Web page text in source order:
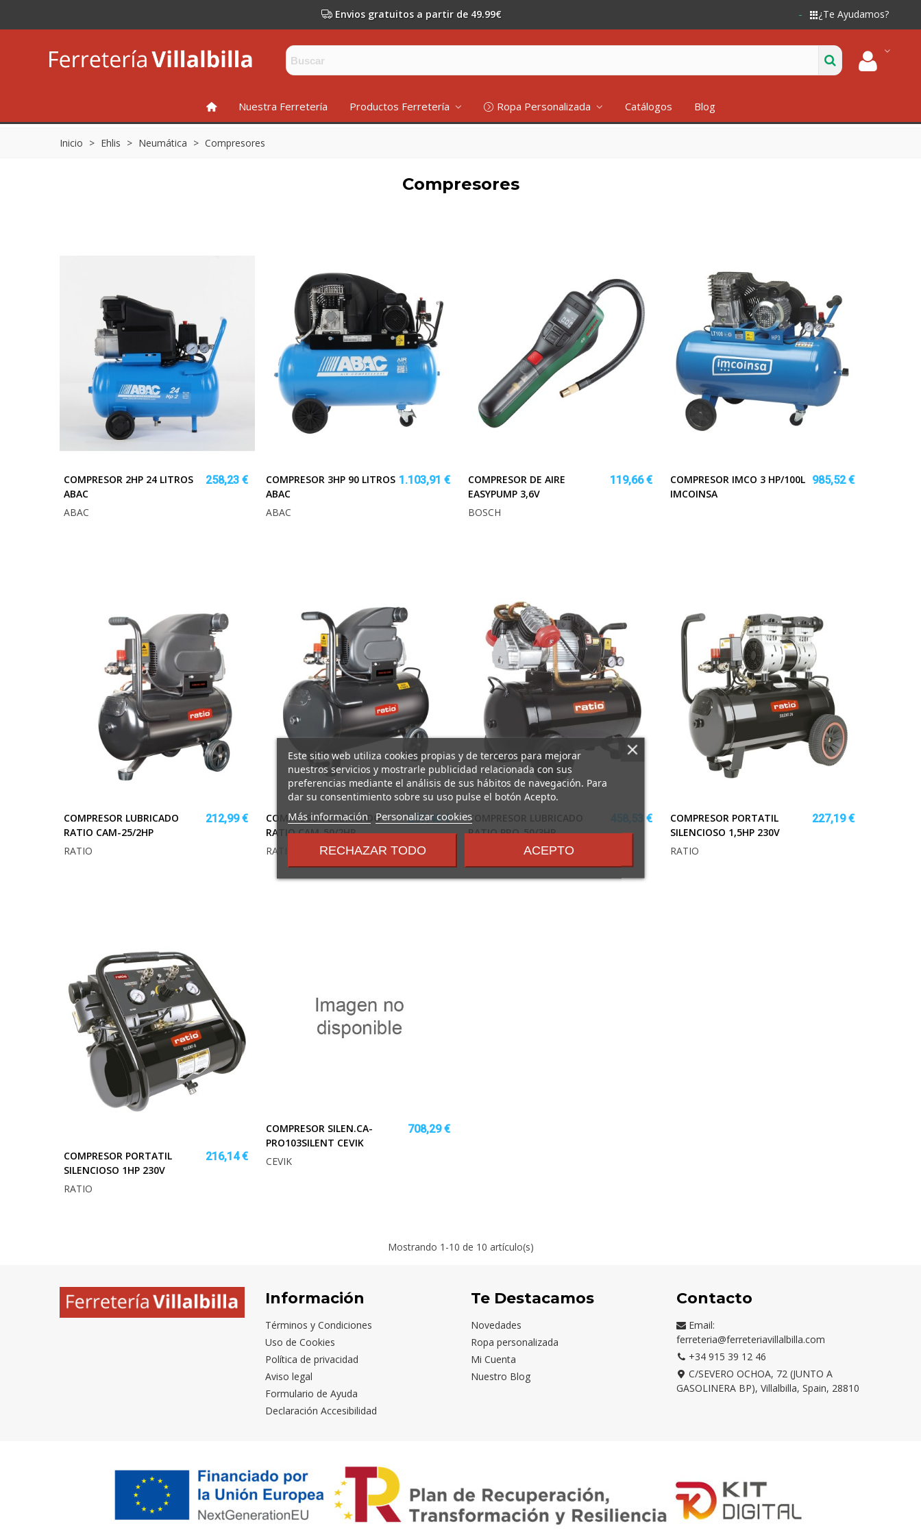
Envios gratuitos a partir de 49.99€ ¿Te Ayudamos?
INICIONuestra Ferretería Productos Ferretería Ropa Personalizada Catálogos Blog
Inicio > Ehlis > Neumática > Compresores
Compresores
COMPRESOR 2HP 24 LITROS
ABAC
258,23 €
ABAC
COMPRESOR 3HP 90 LITROS
ABAC
1.103,91 €
ABAC
COMPRESOR DE AIRE
EASYPUMP 3,6V
119,66 €
BOSCH
COMPRESOR IMCO 3 HP/100L
IMCOINSA
985,52 €
COMPRESOR LUBRICADO
RATIO CAM-25/2HP
212,99 €
RATIO
COMPRESOR LUBRICADO
RATIO CAM-50/2HP
257,48 €
RATIO
COMPRESOR LUBRICADO
RATIO PRO-50/3HP
458,53 €
COMPRESOR PORTATIL
SILENCIOSO 1,5HP 230V
227,19 €
RATIO
COMPRESOR PORTATIL
SILENCIOSO 1HP 230V
216,14 €
RATIO
COMPRESOR SILEN.CA-
PRO103SILENT CEVIK
708,29 €
CEVIK
Mostrando 1 -10 de 10 artículo(s)
Información
Términos y Condiciones
Uso de Cookies
Política de privacidad
Aviso legal
Formulario de Ayuda
Declaración Accesibilidad
Te Destacamos
Novedades
Ropa personalizada
Mi Cuenta
Nuestro Blog
Contacto
Email:
ferreteria@ferreteriavillalbilla.com
+34 915 39 12 46
C/SEVERO OCHOA, 72 (JUNTO A
GASOLINERA BP), Villalbilla, Spain, 28810
Este sitio web utiliza cookies propias y de terceros para mejorar
nuestros servicios y mostrarle publicidad relacionada con sus
preferencias mediante el análisis de sus hábitos de navegación. Para
dar su consentimiento sobre su uso pulse el botón Acepto.
Más informaciónsobre
y
condiciones
Personalizar cookies
RECHAZAR TODO ACEPTO